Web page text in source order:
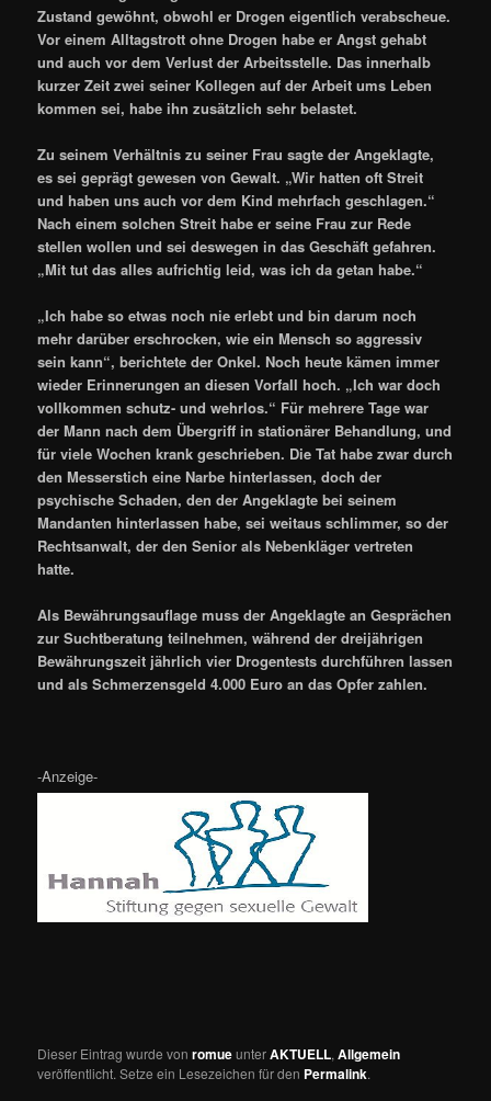
Zustand gewöhnt, obwohl er Drogen eigentlich verabscheue.
Vor einem Alltagstrott ohne Drogen habe er Angst gehabt
und auch vor dem Verlust der Arbeitsstelle. Das innerhalb
kurzer Zeit zwei seiner Kollegen auf der Arbeit ums Leben
kommen sei, habe ihn zusätzlich sehr belastet.
Zu seinem Verhältnis zu seiner Frau sagte der Angeklagte,
es sei geprägt gewesen von Gewalt. „Wir hatten oft Streit
und haben uns auch vor dem Kind mehrfach geschlagen.“
Nach einem solchen Streit habe er seine Frau zur Rede
stellen wollen und sei deswegen in das Geschäft gefahren.
„Mit tut das alles aufrichtig leid, was ich da getan habe.“
„Ich habe so etwas noch nie erlebt und bin darum noch
mehr darüber erschrocken, wie ein Mensch so aggressiv
sein kann“, berichtete der Onkel. Noch heute kämen immer
wieder Erinnerungen an diesen Vorfall hoch. „Ich war doch
vollkommen schutz- und wehrlos.“ Für mehrere Tage war
der Mann nach dem Übergriff in stationärer Behandlung, und
für viele Wochen krank geschrieben. Die Tat habe zwar durch
den Messerstich eine Narbe hinterlassen, doch der
psychische Schaden, den der Angeklagte bei seinem
Mandanten hinterlassen habe, sei weitaus schlimmer, so der
Rechtsanwalt, der den Senior als Nebenkläger vertreten
hatte.
Als Bewährungsauflage muss der Angeklagte an Gesprächen
zur Suchtberatung teilnehmen, während der dreijährigen
Bewährungszeit jährlich vier Drogentests durchführen lassen
und als Schmerzensgeld 4.000 Euro an das Opfer zahlen.
-Anzeige-
Dieser Eintrag wurde vonromueunterAKTUELL,Allgemein
veröffentlicht. Setze ein Lesezeichen für den Permalink.